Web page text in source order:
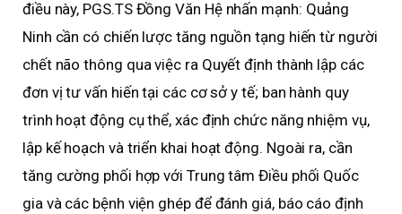
điều này, PGS.TS Đồng Văn Hệ nhấn mạnh: Quảng
Ninh cần có chiến lược tăng nguồn tạng hiến từ người
chết não thông qua việc ra Quyết định thành lập các
đơn vị tư vấn hiến tại các cơ sở y tế; ban hành quy
trình hoạt động cụ thể, xác định chức năng nhiệm vụ,
lập kế hoạch và triển khai hoạt động. Ngoài ra, cần
tăng cường phối hợp với Trung tâm Điều phối Quốc
gia và các bệnh viện ghép để đánh giá, báo cáo định